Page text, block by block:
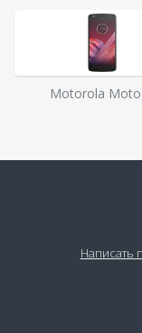
Motorola
Написать